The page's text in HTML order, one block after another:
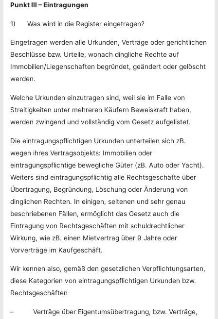
Punkt III – Eintragungen
1) Was wird in die Register eingetragen?
Eingetragen werden alle Urkunden, Verträge oder gerichtlichen
Beschlüsse bzw. Urteile, wonach dingliche Rechte auf
Immobilien/Liegenschaften begründet, geändert oder gelöscht
werden.
Welche Urkunden einzutragen sind, weil sie im Falle von
Streitigkeiten unter mehreren Käufern Beweiskraft haben,
werden zwingend und vollständig vom Gesetz aufgelistet.
Die eintragungspflichtigen Urkunden unterteilen sich zB.
wegen ihres Vertragsobjekts: Immobilien oder
eintragungspflichtige bewegliche Güter (zB. Auto oder Yacht).
Weiters sind eintragungspflichtig alle Rechtsgeschäfte über
Übertragung, Begründung, Löschung oder Änderung von
dinglichen Rechten. In einigen, seltenen und sehr genau
beschriebenen Fällen, ermöglicht das Gesetz auch die
Eintragung von Rechtsgeschäften mit schuldrechtlicher
Wirkung, wie zB. einen Mietvertrag über 9 Jahre oder
Vorverträge im Kaufgeschäft.
Wir kennen also, gemäß den gesetzlichen Verpflichtungsarten,
diese Kategorien von eintragungspflichtigen Urkunden bzw.
Rechtsgeschäften
– Verträge über Eigentumsübertragung, bzw. Verträge,